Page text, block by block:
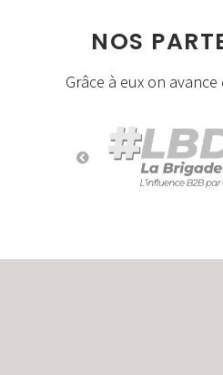
NOS
Grâce à eux on